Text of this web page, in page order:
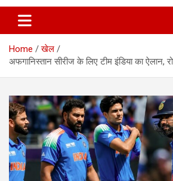
Home
खेल
अफगानिस्तान सीरीज के लिए टीम इंडिया का ऐलान,